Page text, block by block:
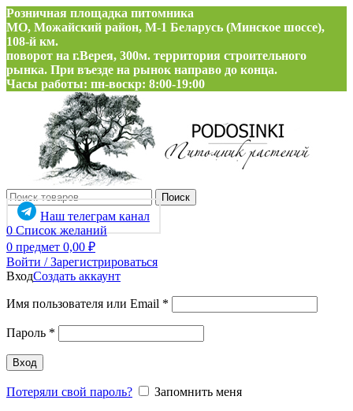
Розничная площадка питомника
МО, Можайский район, М-1 Беларусь (Минское шоссе),
108-й км.
поворот на г.Верея, 300м. территория строительного
рынка. При въезде на рынок направо до конца.
Часы работы: пн-воскр: 8:00-19:00
Поиск
Наш телеграм канал
0 Список желаний
0 предмет 0,00 ₽
Войти / Зарегистрироваться
ВходСоздать аккаунт
Имя пользователя или Email *
Пароль *
Вход
Потеряли свой пароль?
Запомнить меня